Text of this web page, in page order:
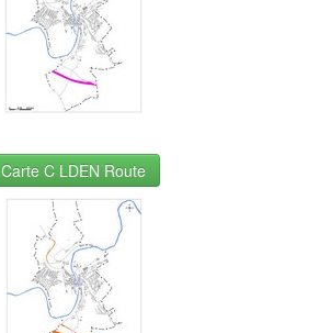
Carte C LDEN Route